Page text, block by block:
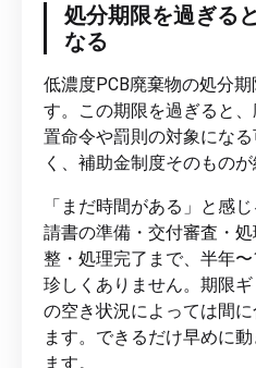
処分期限を過ぎる
なる
低濃度PCB廃棄物の処分期
す。この期限を過ぎると
置命令や罰則の対象にな
く、補助金制度そのもの
「まだ時間がある」と感
請書の準備・交付審査・
整・処理完了まで、半年
珍しくありません。期限
の空き状況によっては間
ます。できるだけ早めに
ます。